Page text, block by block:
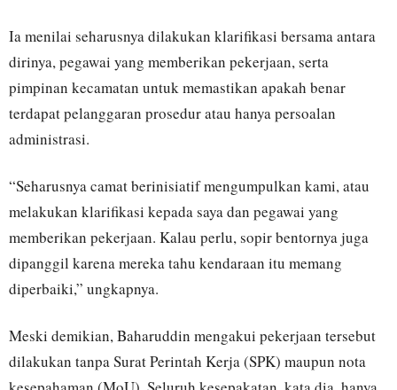
Ia menilai seharusnya dilakukan klarifikasi bersama antara
dirinya, pegawai yang memberikan pekerjaan, serta
pimpinan kecamatan untuk memastikan apakah benar
terdapat pelanggaran prosedur atau hanya persoalan
administrasi.
“Seharusnya camat berinisiatif mengumpulkan kami, atau
melakukan klarifikasi kepada saya dan pegawai yang
memberikan pekerjaan. Kalau perlu, sopir bentornya juga
dipanggil karena mereka tahu kendaraan itu memang
diperbaiki,” ungkapnya.
Meski demikian, Baharuddin mengakui pekerjaan tersebut
dilakukan tanpa Surat Perintah Kerja (SPK) maupun nota